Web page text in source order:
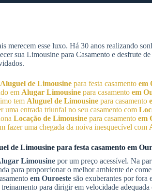
merecem esse luxo. Há 30 anos realizando
sua Limousine para Casamento e desfrute
Aluguel de Limousine para festa casamento em
em Alugar Limousine para casamento em
tem Aluguel de Limousine para casamento
uma entrada triunfal no seu casamento com
Locação de Limousine para casamento em
fazer uma chegada da noiva inesquecível com
de Limousine para festa casamento em
Limousine por um preço acessível. Na
para proporcionar o melhor ambiente de
em Ouroeste são exuberantes por
para dirigir em velocidade